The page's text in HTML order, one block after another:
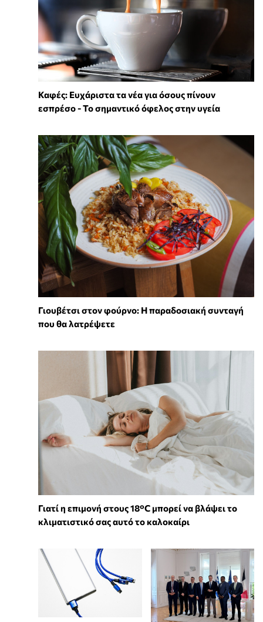
Καφές: Ευχάριστα τα νέα για όσους πίνουν
εσπρέσο - Το σημαντικό όφελος στην υγεία
Γιουβέτσι στον φούρνο: Η παραδοσιακή συνταγή
που θα λατρέψετε
Γιατί η επιμονή στους 18°C μπορεί να βλάψει το
κλιματιστικό σας αυτό το καλοκαίρι